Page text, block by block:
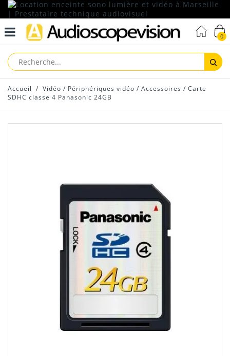
0
Accueil / Vidéo / Périphériques vidéo / Accessoires / Carte
SDHC classe 4 Panasonic 24GB